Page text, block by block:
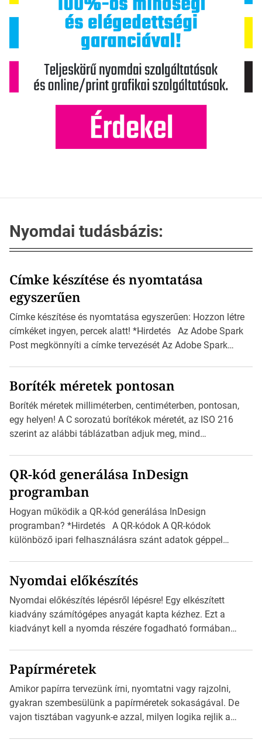
Nyomdai tudásbázis:
Címke készítése és nyomtatása
egyszerűen
Címke készítése és nyomtatása egyszerűen: Hozzon létre
címkéket ingyen, percek alatt! *Hirdetés Az Adobe Spark
Post megkönnyíti a címke tervezését Az Adobe Spark
igazán foroghatnak a kreatív fogaskerekek, miközben
zajlik a saját címke készítése. Hogyan készítsünk címkét?
Válasszon méretet és alakot: Válassza ki a kívánt címke
méretét. Akár néhány […]
Boríték méretek pontosan
Boríték méretek milliméterben, centiméterben, pontosan,
egy helyen! A C sorozatú borítékok méretét, az ISO 216
szerint az alábbi táblázatban adjuk meg, mind
mutatja az A4-es papírlaphoz viszonyítva. Az amerikai és
észak-amerikai boríték méretére az ISO 216 nem
vonatkozik. Boríték méretének táblázata C0-tól […]
QR-kód generálása InDesign
programban
Hogyan működik a QR-kód generálása InDesign
programban? *Hirdetés A QR-kódok A QR-kódok
különböző ipari felhasználásra szánt adatok géppel
okostelefonjára telepíthet egy QR-kód-leolvasó
alkalmazást, ami leolvasni és dekódolni képes az URL-
információt és átirányítja a telefon böngészőjét a cég
weblapjára. A QR-kód beolvasása után a felhasználó
Nyomdai előkészítés
Nyomdai előkészítés lépésről lépésre! Egy elkészített
kiadvány számítógépes anyagát kapta kézhez. Ezt a
kiadványt kell a nyomda részére fogadható formában
Illustratorban készült vektorgrafika. *Hirdetés Minden
esetben konzultáljunk a nyomdával, mielőtt elkezdjük a
nyomdai előkészítést!Nehogy az elkészült munka után
derüljön ki, hogy valamit másképp kellett volna csinálni! […]
Papírméretek
Amikor papírra tervezünk írni, nyomtatni vagy rajzolni,
gyakran szembesülünk a papírméretek sokaságával. De
vajon tisztában vagyunk-e azzal, milyen logika rejlik a